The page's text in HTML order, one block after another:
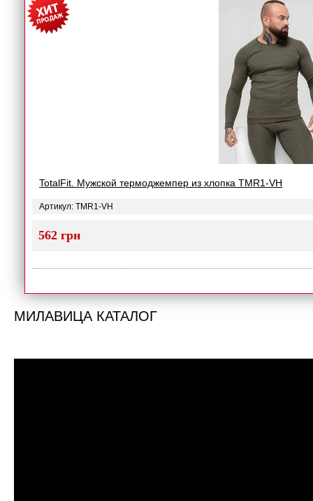
TotalFit. Мужской термоджемпер из хлопка TMR1-VH
Артикул: TMR1-VH
562 грн
МИЛАВИЦА КАТАЛОГ